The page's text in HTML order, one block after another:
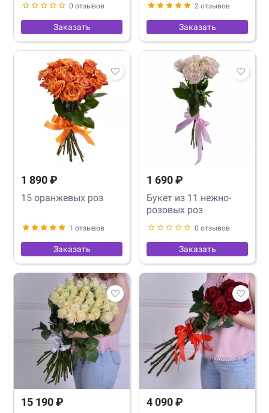
0 отзывов
Заказать
2 отзывов
Заказать
1 890 ₽
15 оранжевых роз
1 отзывов
Заказать
1 690 ₽
Букет из 11 нежно-
розовых роз
0 отзывов
Заказать
15 190 ₽ 4 090 ₽